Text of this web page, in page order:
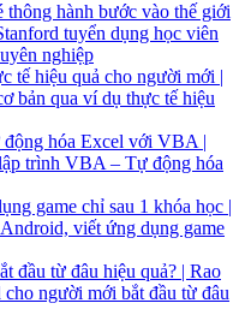
thông hành bước vào thế giới
tuyển dụng học viên
nghiệp
tế hiệu quả cho người mới |
bản qua ví dụ thực tế hiệu
hóa Excel với VBA |
trình VBA – Tự động hóa
game chỉ sau 1 khóa học |
viết ứng dụng game
đầu từ đâu hiệu quả? | Rao
người mới bắt đầu từ đâu